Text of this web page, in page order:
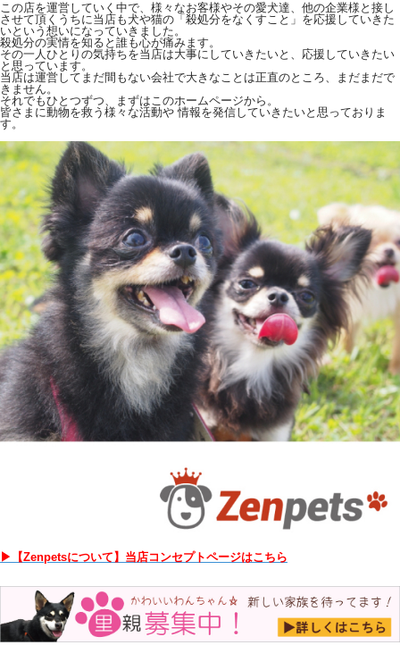
この店を運営していく中で、様々なお客様やその愛犬達、他の企業様と接し
させて頂くうちに当店も犬や猫の「殺処分をなくすこと」を応援していきた
いという想いになっていきました。
殺処分の実情を知ると誰も心が痛みます。
その一人ひとりの気持ちを当店は大事にしていきたいと、応援していきたい
と思っています。
当店は運営してまだ間もない会社で大きなことは正直のところ、まだまだで
きません。
それでもひとつずつ、まずはこのホームページから。
皆さまに動物を救う様々な活動や 情報を発信していきたいと思っておりま
す。
▶【Zenpetsについて】当店コンセプトページはこちら